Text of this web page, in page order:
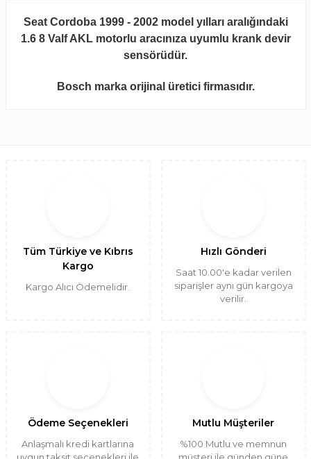
Seat Cordoba 1999 - 2002 model yılları aralığındaki
1.6 8 Valf AKL motorlu aracınıza uyumlu krank devir
sensörüdür.
Bosch marka orijinal üretici firmasıdır.
Tüm Türkiye ve Kıbrıs
Kargo
Kargo Alıcı Ödemelidir.
Hızlı Gönderi
Saat 10.00'e kadar verilen
siparişler aynı gün kargoya
verilir.
Ödeme Seçenekleri
Anlaşmalı kredi kartlarına
uygun taksit seçenekleri ile
Mutlu Müşteriler
%100 Mutlu ve memnun
müşteri ile günden güne